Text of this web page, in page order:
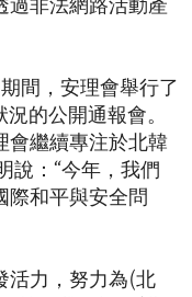
過非法網路活動產
間，安理會舉行了
的公開通報會。
會繼續專注於北韓
說：“今年，我們
際和平與安全問
活力，努力為(北